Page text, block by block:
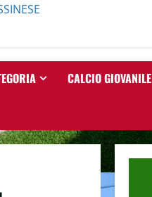
CALCIO GIOVANILE